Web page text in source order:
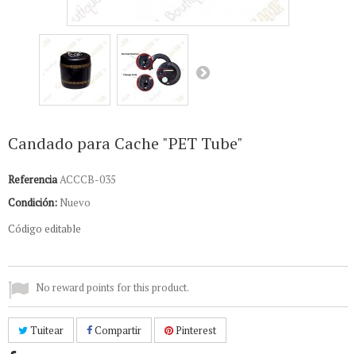
Candado para Cache "PET Tube"
ReferenciaACCCB-035
Condición: Nuevo
Código editable
No reward points for this product.
Tuitear Compartir Pinterest